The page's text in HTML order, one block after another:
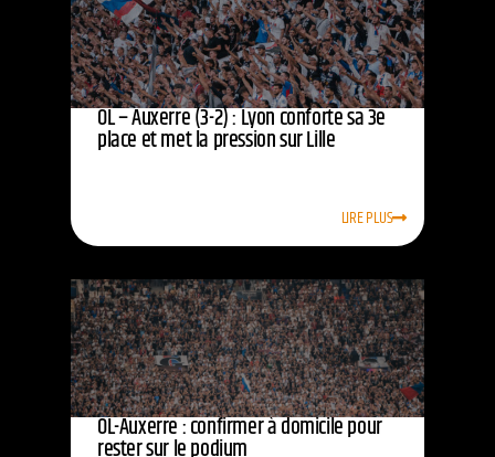
OL – Auxerre (3-2) : Lyon conforte sa 3e
place et met la pression sur Lille
LIRE PLUS
OL-Auxerre : confirmer à domicile pour
rester sur le podium